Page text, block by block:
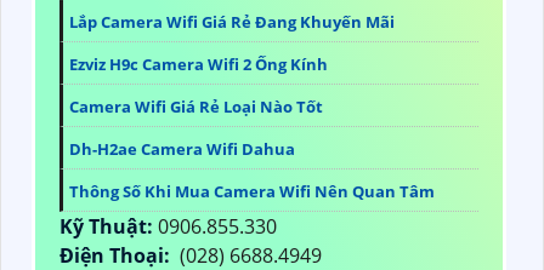
Lắp Camera Wifi Giá Rẻ Đang Khuyến Mãi
Ezviz H9c Camera Wifi 2 Ống Kính
Camera Wifi Giá Rẻ Loại Nào Tốt
Dh-H2ae Camera Wifi Dahua
Thông Số Khi Mua Camera Wifi Nên Quan Tâm
Kỹ Thuật: 0906.855.330
Điện Thoại: (028) 6688.4949